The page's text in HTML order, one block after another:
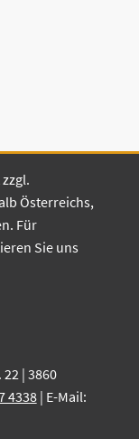
Österreichs,
Für
Sie uns
| 3860
4338| E-Mail: